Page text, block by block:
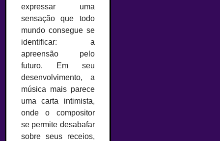
expressar uma
sensação que todo
mundo consegue se
identificar: a
apreensão pelo
futuro. Em seu
desenvolvimento, a
música mais parece
uma carta intimista,
onde o compositor
se permite desabafar
sobre seus receios,